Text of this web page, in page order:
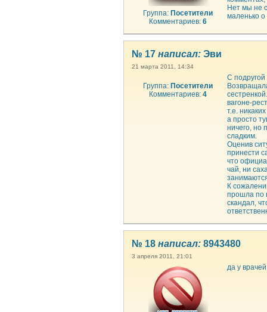
Группа: Посетители
Комментариев:6
Нет мы не
маленько о
№ 17 написал: Эви
21 марта 2011, 14:34
Группа: Посетители
Комментариев:4
С подругой
вагоне-
т.е.
а просто
ничего, но
сладким.
Оценив
принести
что
чай, ни
К
прошла по
скандал,
№ 18 написал: 8943480
3 апреля 2011, 21:01
да у